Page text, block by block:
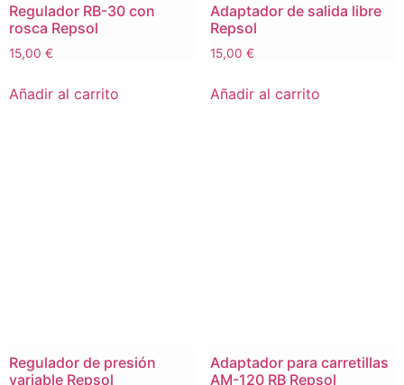
Regulador RB-30 con
rosca Repsol
15,00 €
Añadir al carrito
Adaptador de salida libre
Repsol
15,00 €
Añadir al carrito
Regulador de presión
variable Repsol
Adaptador para carretillas
AM-120 RB Repsol